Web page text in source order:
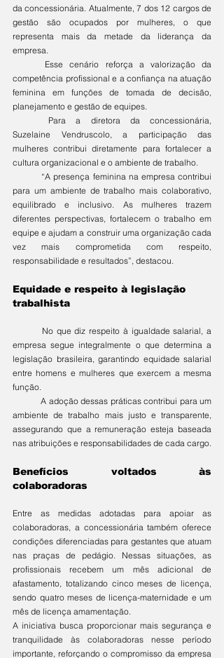
da concessionária. Atualmente, 7 dos 12 cargos de
gestão são ocupados por mulheres, o que
representa mais da metade da liderança da
empresa.
competência profissional e a confiança na atuação
feminina em funções de tomada de decisão,
planejamento e gestão de equipes.
Suzelaine Vendruscolo, a participação das
mulheres contribui diretamente para fortalecer a
cultura organizacional e o ambiente de trabalho.
para um ambiente de trabalho mais colaborativo,
equilibrado e inclusivo. As mulheres trazem
diferentes perspectivas, fortalecem o trabalho em
equipe e ajudam a construir uma organização cada
vez mais comprometida com respeito,
responsabilidade e resultados”, destacou.
Equidade e respeito à legislação
trabalhista
empresa segue integralmente o que determina a
legislação brasileira, garantindo equidade salarial
entre homens e mulheres que exercem a mesma
função.
	A adoção dessas práticas contribui para um
ambiente de trabalho mais justo e transparente,
assegurando que a remuneração esteja baseada
nas atribuições e responsabilidades de cada cargo.
Benefícios voltados às
colaboradoras
Entre as medidas adotadas para apoiar as
colaboradoras, a concessionária também oferece
condições diferenciadas para gestantes que atuam
nas praças de pedágio. Nessas situações, as
profissionais recebem um mês adicional de
afastamento, totalizando cinco meses de licença,
sendo quatro meses de licença-maternidade e um
mês de licença amamentação.
A iniciativa busca proporcionar mais segurança e
tranquilidade às colaboradoras nesse período
importante, reforçando o compromisso da empresa